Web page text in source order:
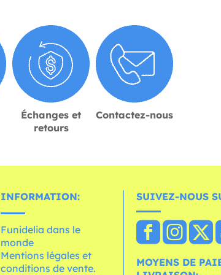
Échanges et
retours
Contactez-nous
INFORMATION:
Funidelia dans le
monde
Mentions légales et
conditions de vente.
SUIVEZ-NOUS
MOYENS DE